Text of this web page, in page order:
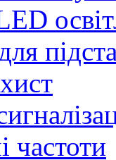
частоти